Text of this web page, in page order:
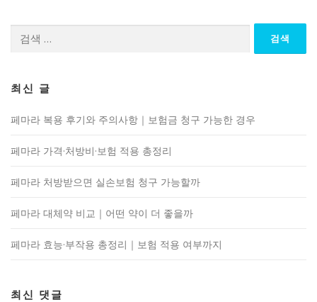
최신 글
페마라 복용 후기와 주의사항｜보험금 청구 가능한 경우
페마라 가격·처방비·보험 적용 총정리
페마라 처방받으면 실손보험 청구 가능할까
페마라 대체약 비교｜어떤 약이 더 좋을까
페마라 효능·부작용 총정리｜보험 적용 여부까지
최신 댓글